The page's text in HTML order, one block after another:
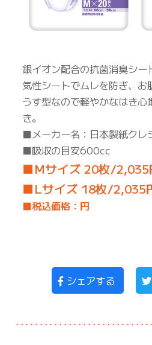
銀イオン配合の抗菌消臭シー
気性シートでムレを防ぎ、お
うす型なので軽やかなはき心
き。
■メーカー名：日本製紙クレ
■吸収の目安600cc
■Mサイズ 20枚/2,035
■Lサイズ 18枚/2,035
■税込価格：円
シェアする